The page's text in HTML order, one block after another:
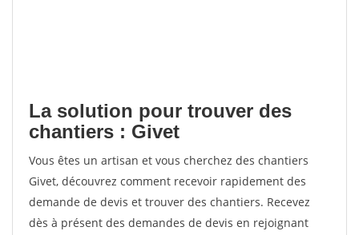
La solution pour trouver des
chantiers : Givet
Vous êtes un artisan et vous cherchez des chantiers
Givet, découvrez comment recevoir rapidement des
demande de devis et trouver des chantiers. Recevez
dès à présent des demandes de devis en rejoignant